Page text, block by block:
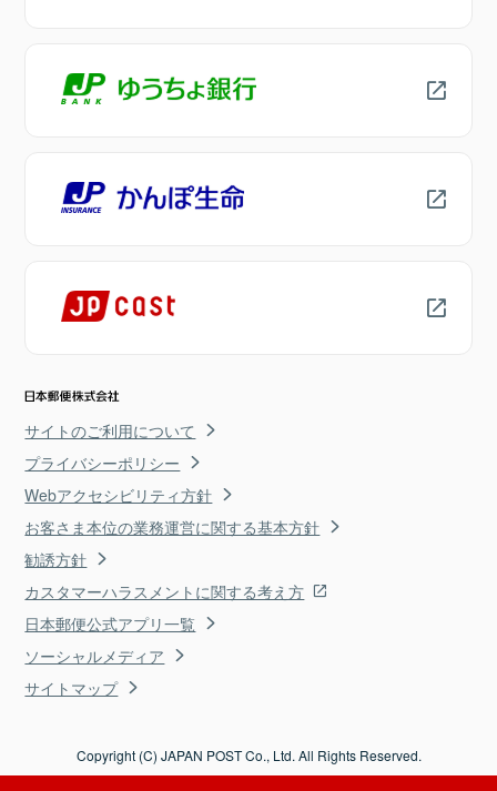
サイトのご利用について
プライバシーポリシー
Webアクセシビリティ方針
お客さま本位の業務運営に関する基本方針
勧誘方針
カスタマーハラスメントに関する考え方
日本郵便公式アプリ一覧
ソーシャルメディア
サイトマップ
Copyright (C) JAPAN POST Co., Ltd. All Rights Reserved.